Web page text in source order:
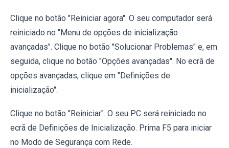
Clique no botão "Reiniciar agora". O seu computador será
reiniciado no "Menu de opções de inicialização
avançadas". Clique no botão "Solucionar Problemas" e, em
seguida, clique no botão "Opções avançadas". No ecrã de
opções avançadas, clique em "Definições de
inicialização".
Clique no botão "Reiniciar". O seu PC será reiniciado no
ecrã de Definições de Inicialização. Prima F5 para iniciar
no Modo de Segurança com Rede.